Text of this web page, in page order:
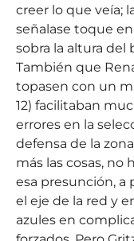
creer lo que veía;
señalase toque
sobra la altura del
También que
topasen con un
12) facilitaban
errores en la
defensa de la
más las cosas, no
esa presunción, a
el eje de la red y
azules en